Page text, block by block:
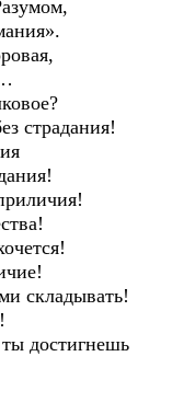
страдания!
складывать!
достигнешь